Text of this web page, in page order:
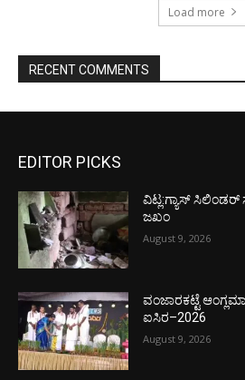
Load more
RECENT COMMENTS
EDITOR PICKS
ವಿಟ್ಲ:ಗ್ಯಾಸ್
ಜಖಂ
August 9, 2026
ವಂಜಾರಕಟ್ಟೆ
ಐಸಿರ–2026
August 9, 2026